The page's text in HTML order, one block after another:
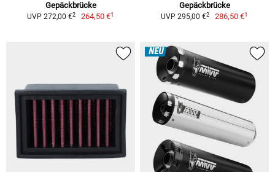
Gepäckbrücke
UVP 272,00 €2 264,50 €1
Gepäckbrücke
UVP 295,00 €2 286,50 €1
NEU